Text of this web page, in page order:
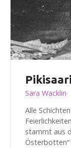
Sara Wacklin
Alle
stammt aus
Österbotten“